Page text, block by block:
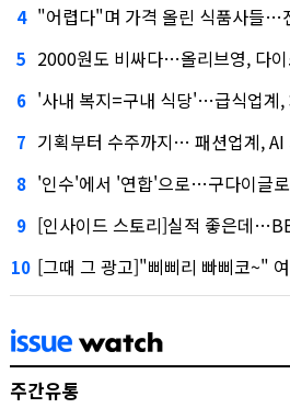
4 "어렵다"며 가격 올린 식품사들…진짜 어려
5 2000원도 비싸다…올리브영, 다이소 공세에 '가
6 '사내 복지=구내 식당'…급식업계, 차별화 경
7 기획부터 수주까지… 패션업계, AI 시스
8 '인수'에서 '연합'으로…구다이글로벌의 새
9 [인사이드 스토리]실적 좋은데…BBQ 대표 '파리
10 [그때 그 광고]"삐삐리 빠삐코~" 여름이면 생각나
주간유통